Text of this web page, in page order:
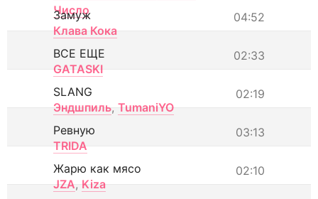
Число
04:52
Замуж
Клава Кока
02:33
ВСЕ ЕЩЕ
GATASKI
02:19
SLANG
Эндшпиль, TumaniYO
03:13
Ревную
TRIDA
02:10
Жарю как мясо
JZA, Kiza